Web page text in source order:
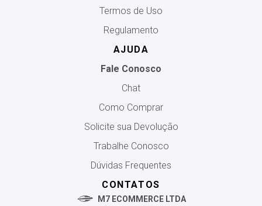
Termos de Uso
Regulamento
AJUDA
Fale Conosco
Chat
Como Comprar
Solicite sua Devolução
Trabalhe Conosco
Dúvidas Frequentes
CONTATOS
M7 ECOMMERCE LTDA